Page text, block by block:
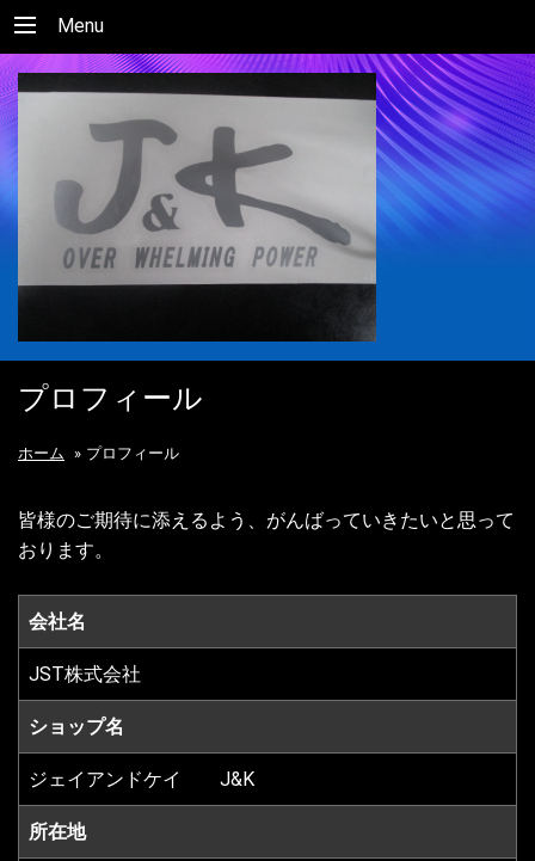
Menu
プロフィール
ホーム » プロフィール
皆様のご期待に添えるよう、がんばっていきたいと思って
おります。
会社名
JST株式会社
ショップ名
ジェイアンドケイ J&K
所在地